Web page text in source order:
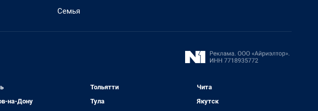
Семья
на-Дону
Тольятти
Тула
Чита
Якутск